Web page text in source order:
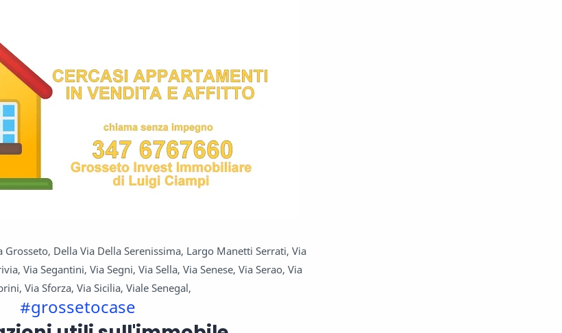
Della Via Della Serenissima, Largo Manetti Serrati, Via
Via Segantini, Via Segni, Via Sella, Via Senese, Via Serao, Via
Via Sforza, Via Sicilia, Viale Senegal,
#grossetocase